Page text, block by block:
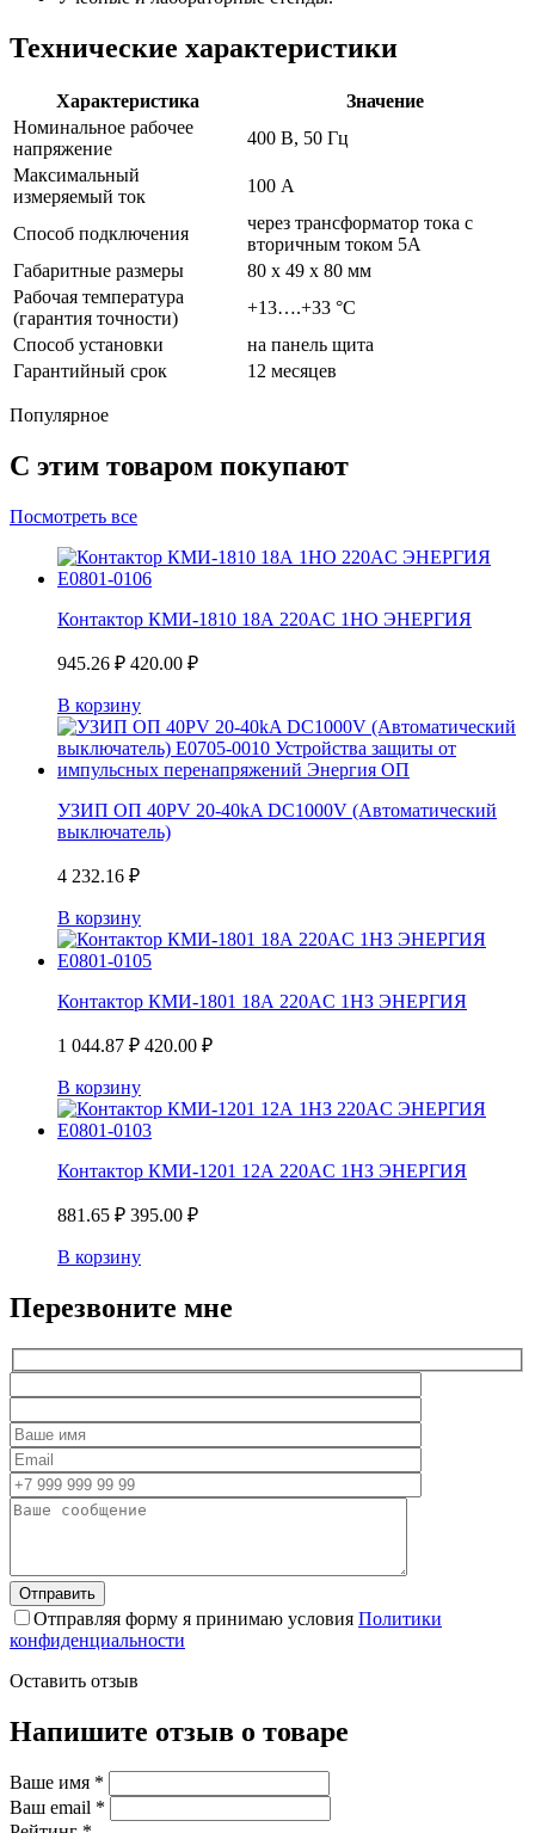
Технические характеристики
Характеристика
Значение
Номинальное рабочее
напряжение
400 В, 50 Гц
Максимальный
измеряемый ток
100 А
Способ подключения
через трансформатор тока с
вторичным током 5А
Габаритные размеры
80 х 49 х 80 мм
Рабочая температура
(гарантия точности)
+13….+33 °C
Способ установки
на панель щита
Гарантийный срок
12 месяцев
Популярное
С этим товаром покупают
Посмотреть все
Контактор КМИ-1810 18А 220AC 1НО ЭНЕРГИЯ
945.26 ₽ 420.00 ₽
В корзину
УЗИП ОП 40PV 20-40kA DC1000V (Автоматический
выключатель)
4 232.16 ₽
В корзину
Контактор КМИ-1801 18А 220AC 1НЗ ЭНЕРГИЯ
1 044.87 ₽ 420.00 ₽
В корзину
Контактор КМИ-1201 12А 220AC 1НЗ ЭНЕРГИЯ
881.65 ₽ 395.00 ₽
В корзину
Перезвоните мне
Отправляя форму я принимаю условия Политики
конфиденциальности
Оставить отзыв
Напишите отзыв о товаре
Ваше имя *
Ваш email *